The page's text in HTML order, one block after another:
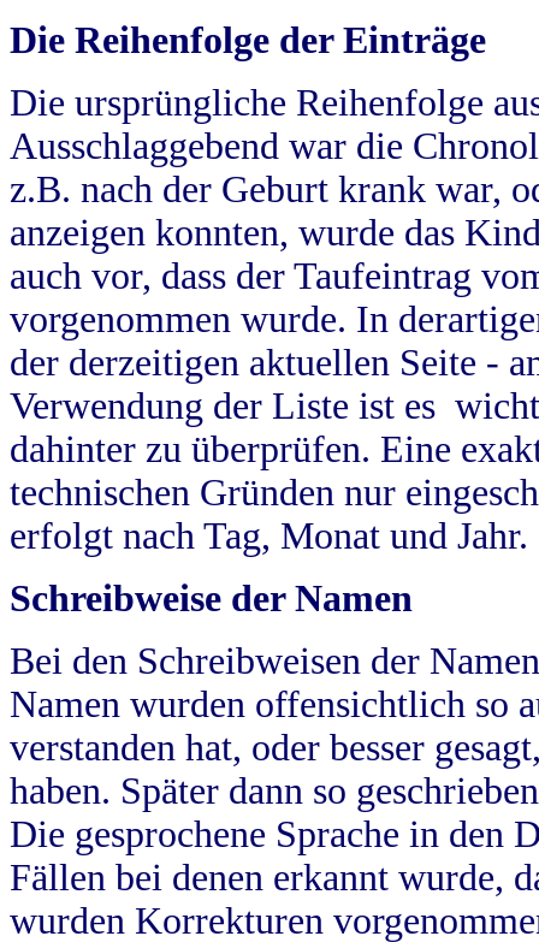
Die Reihenfolge der Einträge
Die ursprüngliche Reihenfolge
Ausschlaggebend war die
z.B. nach der Geburt krank war,
anzeigen konnten, wurde das
auch vor, dass der Taufeintrag
vorgenommen wurde. In
der derzeitigen aktuellen Seite -
Verwendung der Liste ist es
dahinter zu überprüfen. Eine
technischen Gründen nur
erfolgt nach Tag, Monat und Jahr.
Schreibweise der Namen
Bei den Schreibweisen der
Namen wurden offensichtlich so
verstanden hat, oder besser
haben. Später dann so
Die gesprochene Sprache in
Fällen bei denen erkannt wurde,
wurden Korrekturen